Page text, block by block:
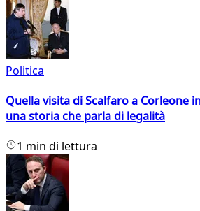
Politica
Quella visita di Scalfaro a Corleone
una storia che parla di legalità
1 min di lettura